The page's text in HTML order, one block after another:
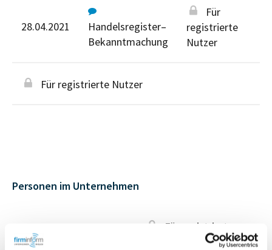
28.04.2021
Handelsregister–
Bekanntmachung
Für
registrierte
Nutzer
Für registrierte Nutzer
Personen im Unternehmen
Geschäftsführer (1)
Für registrierte